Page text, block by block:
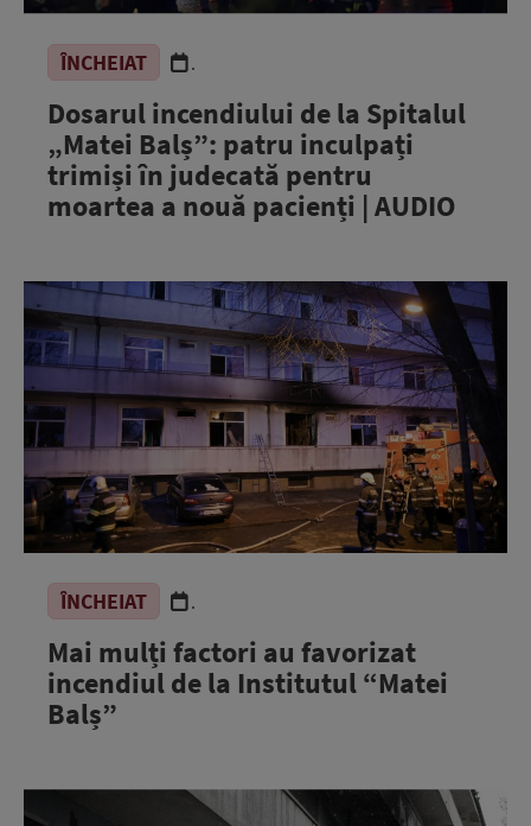
ÎNCHEIAT .
Dosarul incendiului de la Spitalul
„Matei Balș”: patru inculpați
trimiși în judecată pentru
moartea a nouă pacienți | AUDIO
ÎNCHEIAT .
Mai mulți factori au favorizat
incendiul de la Institutul “Matei
Balș”